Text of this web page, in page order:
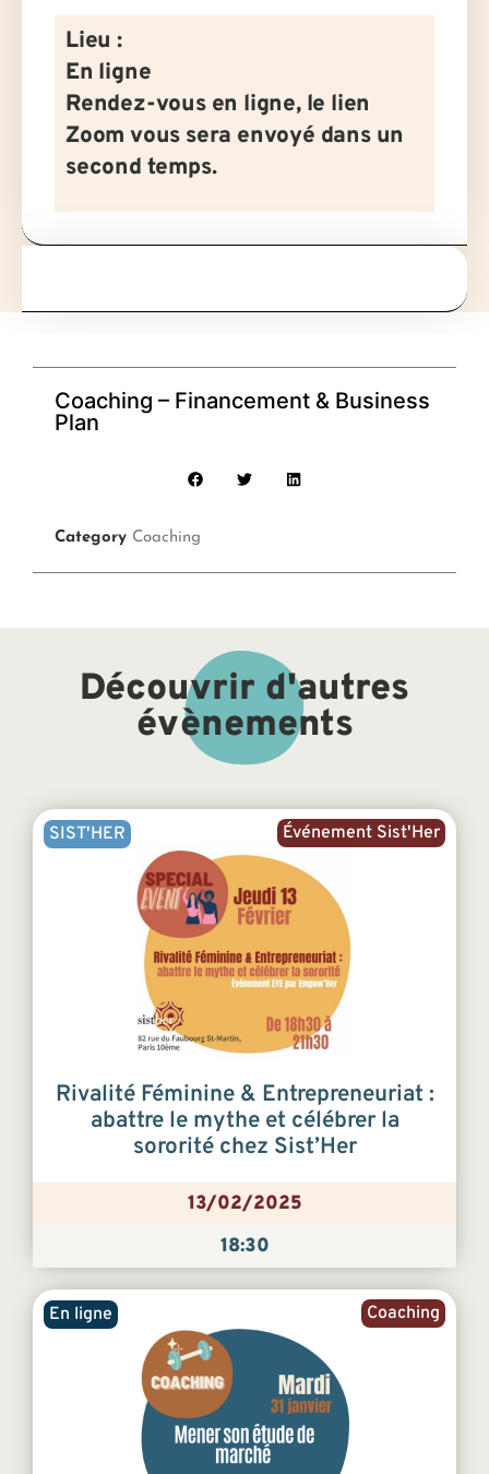
Lieu :
En ligne
Rendez-vous en ligne, le lien
Zoom vous sera envoyé dans un
second temps.
Coaching – Financement & Business
Plan
Category Coaching
Découvrir d'autres
évènements
Événement Sist'Her
SIST'HER
Rivalité Féminine & Entrepreneuriat :
abattre le mythe et célébrer la
sororité chez Sist’Her
13/02/2025
18:30
Coaching
En ligne